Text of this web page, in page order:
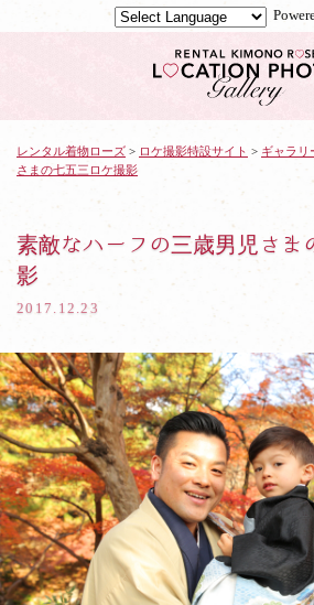
ル
ー
ケ
撮
影：
素
敵
な
ハ
ー
フ
の
三
歳
レンタル着物ローズ > ロケ撮影特設サイト > ギャラリ
さまの七五三ロケ撮影
素敵なハーフの三歳男児さま
影
2017.12.23